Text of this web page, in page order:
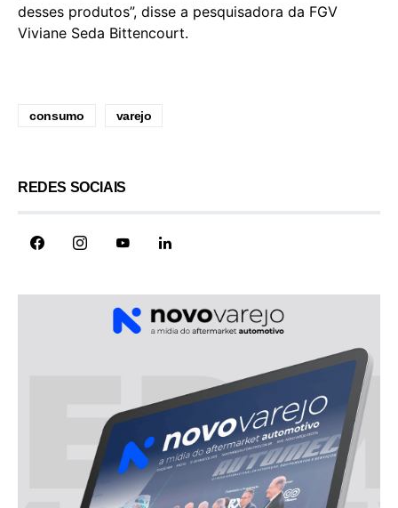
desses produtos”, disse a pesquisadora da FGV
Viviane Seda Bittencourt.
consumo varejo
REDES SOCIAIS